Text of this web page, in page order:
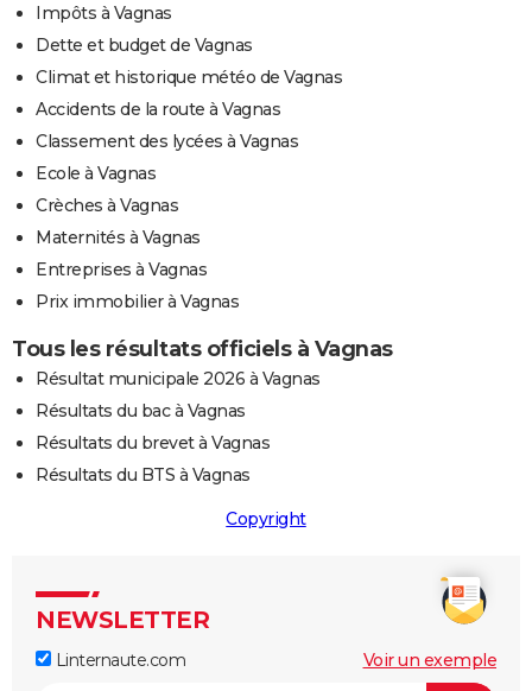
Impôts à Vagnas
Dette et budget de Vagnas
Climat et historique météo de Vagnas
Accidents de la route à Vagnas
Classement des lycées à Vagnas
Ecole à Vagnas
Crèches à Vagnas
Maternités à Vagnas
Entreprises à Vagnas
Prix immobilier à Vagnas
Tous les résultats officiels à Vagnas
Résultat municipale 2026 à Vagnas
Résultats du bac à Vagnas
Résultats du brevet à Vagnas
Résultats du BTS à Vagnas
Copyright
NEWSLETTER
Linternaute.com Voir un exemple